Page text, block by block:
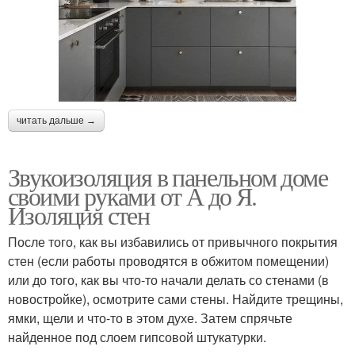
читать дальше →
Звукоизоляция в панельном доме
своими руками от А до Я.
Изоляция стен
После того, как вы избавились от привычного покрытия
стен (если работы проводятся в обжитом помещении)
или до того, как вы что-то начали делать со стенами (в
новостройке), осмотрите сами стены. Найдите трещины,
ямки, щели и что-то в этом духе. Затем спрячьте
найденное под слоем гипсовой штукатурки.